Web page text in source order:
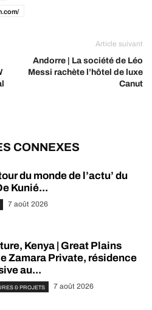
Article suivant
Andorre | La société de Léo
Messi rachète l’hôtel de luxe
Canut
CONNEXES
du monde de l’actu’ du
Kunié...
7 août 2026
Kenya | Great Plains
Zamara Private, résidence
au...
& PROJETS 7 août 2026